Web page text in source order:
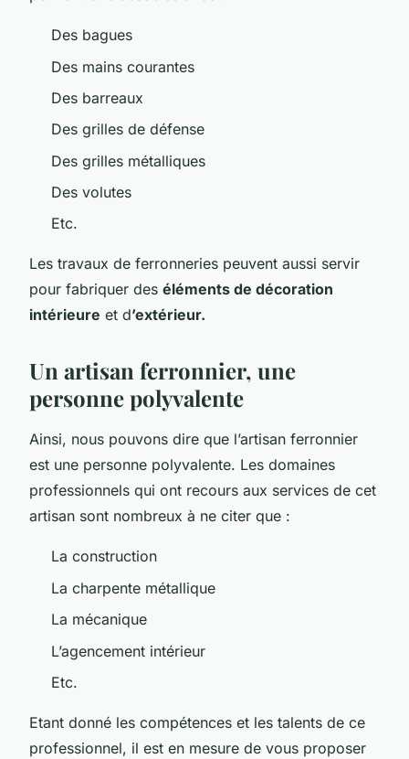
Des bagues
Des mains courantes
Des barreaux
Des grilles de défense
Des grilles métalliques
Des volutes
Etc.
Les travaux de ferronneries peuvent aussi servir
pour fabriquer des éléments de décoration
intérieure et d’extérieur.
Un artisan ferronnier, une
personne polyvalente
Ainsi, nous pouvons dire que l’artisan ferronnier
est une personne polyvalente. Les domaines
professionnels qui ont recours aux services de cet
artisan sont nombreux à ne citer que :
La construction
La charpente métallique
La mécanique
L’agencement intérieur
Etc.
Etant donné les compétences et les talents de ce
professionnel, il est en mesure de vous proposer